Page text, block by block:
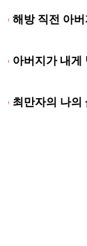
해방 직전 아
아버지가 내게
최만자의 나의